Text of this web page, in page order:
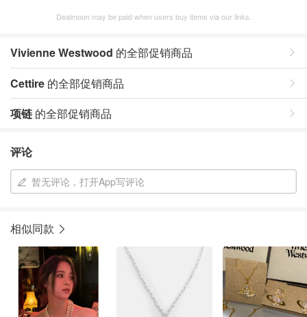
Dealmoon may be paid when users buy items via our links.
Vivienne Westwood 的全部促销商品
Cettire 的全部促销商品
项链 的全部促销商品
评论
暂无评论，打开App写评论
相似同款